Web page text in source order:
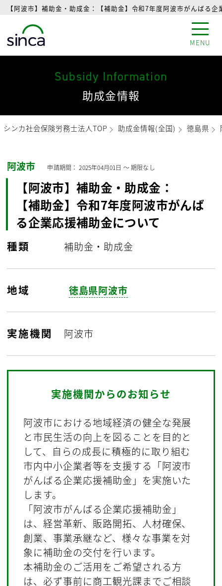
【阿波市】補助金・助成金：【補助金】令和7年度阿波市がんばる
MENU
Subsidy Information
助成金情報
シンカ社会保険労務士法人TOP 助成金情報(全国) 徳島県
阿波市 申請期間：2025年04月01日 〜期限なし
【阿波市】補助金・助成金：
【補助金】令和7年度阿波市がんば
る企業応援補助金について
種類 補助金・助成金
地域 徳島県阿波市
実施機関 阿波市
実施機関からのお知らせ
阿波市における地域経済の健全な発展
と市民生活の向上を図ることを目的と
して、自らの成長に積極的に取り組む
市内中小企業者等を支援する「阿波市
がんばる企業応援補助金」を実施いた
します。
「阿波市がんばる企業応援補助金」
は、経営革新、販路開拓、人材確保、
創業、事業承継など、様々な事業を対
象に補助金の交付を行います。
本補助金のご活用をご希望される方
は、必ず事前に商工観光課までご相談